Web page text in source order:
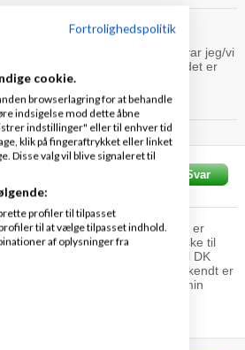
Det var lidt mere sådan et svar jeg/vi
vil vi kigge lidt på det, og så om det er
dit fine svar.
Svar
nikotin til Danmark, shops som er
man lovligt kan købe nikotin væske til
dette, og de må gerne sælge til DK
må sælge til DK kunder, mig bekendt er
er vist 100 procent lovligt ifølge min
Fortrolighedspolitik
cookie.
browserlagring for at behandle
indsigelse mod dette åbne
indstillinger" eller til enhver tid
klik på fingeraftrykket eller linket
Disse valg vil blive signaleret til
profiler til tilpasset
til at vælge tilpasset indhold.
af oplysninger fra